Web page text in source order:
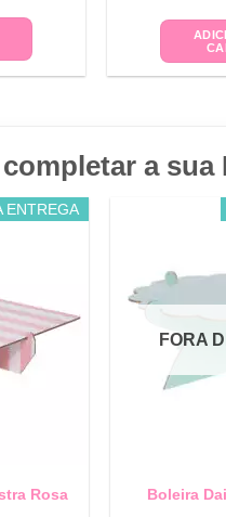
a sua
ENTREGA
Rosa
FORA
Boleira